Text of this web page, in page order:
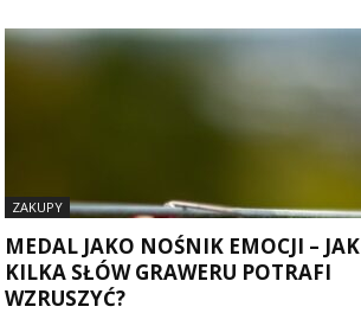
ZAKUPY
MEDAL JAKO NOŚNIK EMOCJI – JAK
KILKA SŁÓW GRAWERU POTRAFI
WZRUSZYĆ?